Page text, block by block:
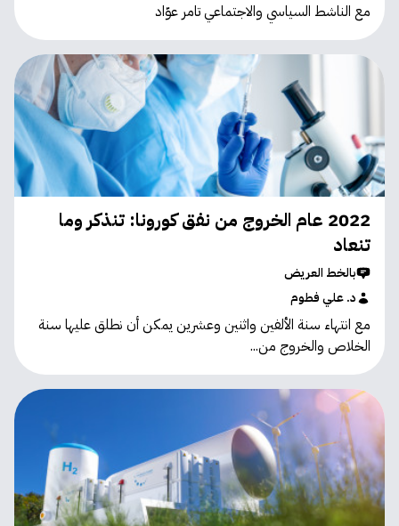
مع الناشط السياسي والاجتماعي تامر عوّاد
2022 عام الخروج من نفق كورونا: تنذكر وما
تنعاد
بالخط العريض
د. علي فطوم
مع انتهاء سنة الألفين واثنين وعشرين يمكن أن نطلق عليها سنة
الخلاص والخروج من...